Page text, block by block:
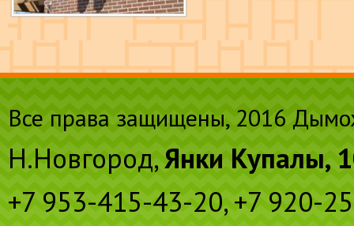
Все права защищены, 2016
Н.Новгород,Янки Купалы,
+7 953-415-43-20,+7 920-